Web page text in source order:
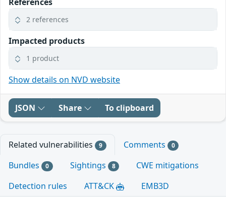
2 references
Impacted products
1 product
Show details on NVD website
JSON Share To clipboard
Related vulnerabilities 9 Comments 0
Bundles 0 Sightings 8
CWE mitigations
Detection rules
ATT&CK EMB3D